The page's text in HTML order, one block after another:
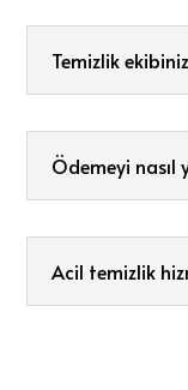
Temizlik
Ödemeyi
Acil temizlik